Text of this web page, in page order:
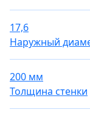
17,6
Наружный
200 мм
Толщина стенки